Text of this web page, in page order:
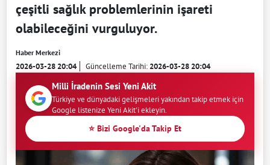
çeşitli sağlık problemlerinin işareti
olabileceğini vurguluyor.
Haber Merkezi
2026-03-28 20:04 Güncelleme Tarihi:2026-03-28 20:04
Milli İradenin Sesi Yeni Akit
Türkiye ve dünyadaki gelişmeleri yakından takip etmek için
Google listenize Yeni Akit'i ekleyin.
⭐ Bizi Google'da Takip Et